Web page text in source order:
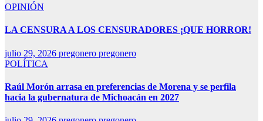
OPINIÓN
LA CENSURA A LOS CENSURADORES ¡QUE HORROR!
julio 29, 2026 pregonero pregonero
POLÍTICA
Raúl Morón arrasa en preferencias de Morena y se perfila
hacia la gubernatura de Michoacán en 2027